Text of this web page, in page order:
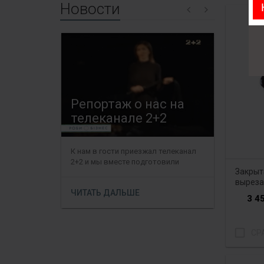
Новости
Репортаж о нас на
телеканале 2+2
К нам в гости приезжал телеканал
2+2 и мы вместе подготовили
ЧИТАТЬ ДАЛЬШЕ
В
3